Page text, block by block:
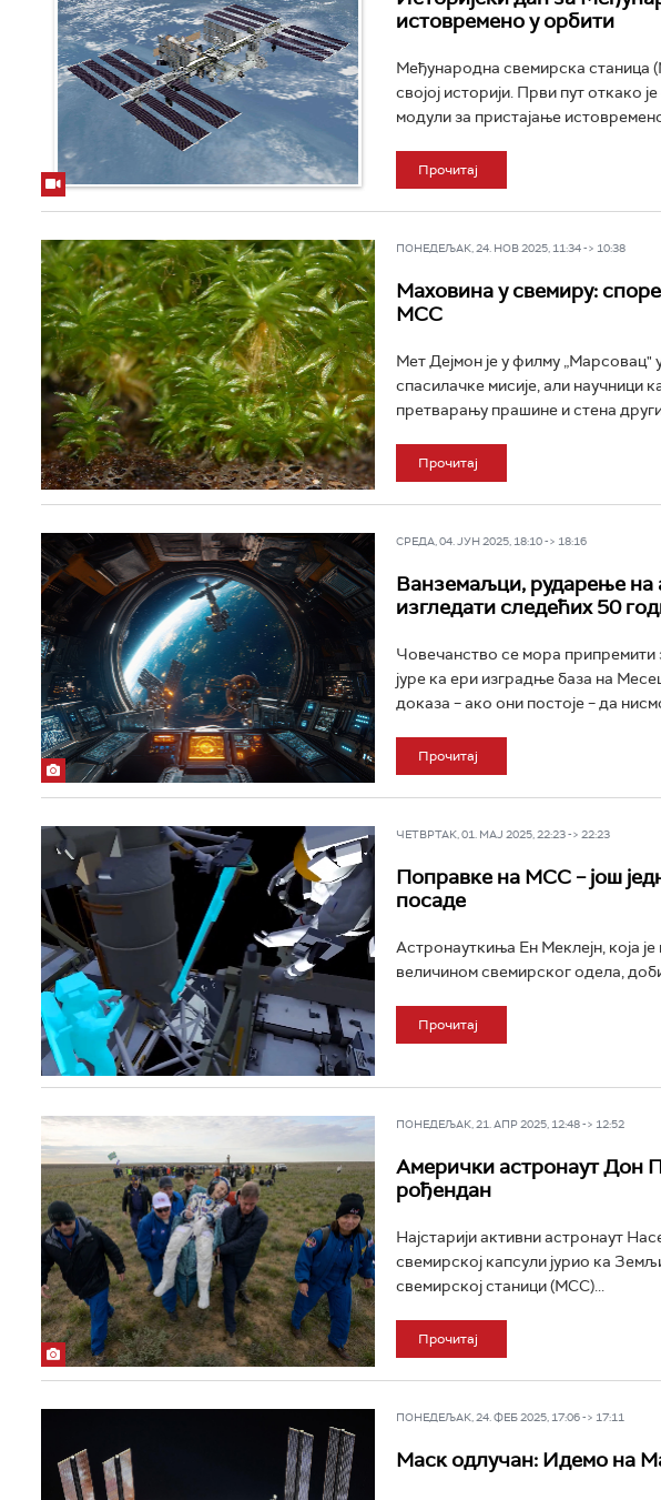
истовремено у орбити
Међународна свемирска станица
својој историји. Први пут откако
модули за пристајање истовремено
Прочитај
ПОНЕДЕЉАК, 24. НОВ 2025, 11:34 -> 10:38
Маховина у свемиру:
МСС
Мет Дејмон је у филму
спасилачке мисије, али научници
претварању прашине и стена
Прочитај
СРЕДА, 04. ЈУН 2025, 18:10 -> 18:16
Ванземаљци, рударење на
изгледати следећих 50
Човечанство се мора припремити
јуре ка ери изградње база на
доказа – ако они постоје – да
Прочитај
ЧЕТВРТАК, 01. МАЈ 2025, 22:23 -> 22:23
Поправке на МСС – још
посаде
Астронауткиња Ен Меклејн, која
величином свемирског одела,
Прочитај
ПОНЕДЕЉАК, 21. АПР 2025, 12:48 -> 12:52
Амерички астронаут Дон
рођендан
Најстарији активни астронаут
свемирској капсули јурио ка
свемирској станици (МСС)...
Прочитај
ПОНЕДЕЉАК, 24. ФЕБ 2025, 17:06 -> 17:11
Маск одлучан: Идемо на